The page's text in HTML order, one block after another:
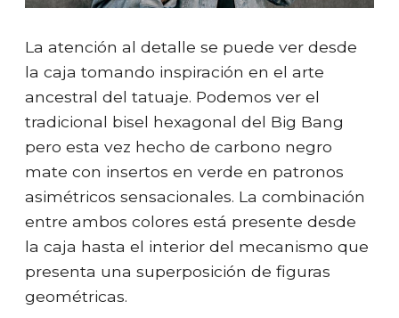
La atención al detalle se puede ver desde
la caja tomando inspiración en el arte
ancestral del tatuaje. Podemos ver el
tradicional bisel hexagonal del Big Bang
pero esta vez hecho de carbono negro
mate con insertos en verde en patronos
asimétricos sensacionales. La combinación
entre ambos colores está presente desde
la caja hasta el interior del mecanismo que
presenta una superposición de figuras
geométricas.